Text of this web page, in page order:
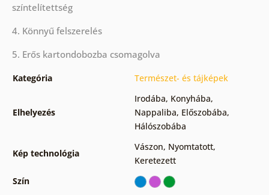
színtelítettség
4. Könnyű felszerelés
5. Erős kartondobozba csomagolva
Kategória Természet- és tájképek
Elhelyezés
Irodába, Konyhába,
Nappaliba, Előszobába,
Hálószobába
Kép technológia
Vászon, Nyomtatott,
Keretezett
Szín